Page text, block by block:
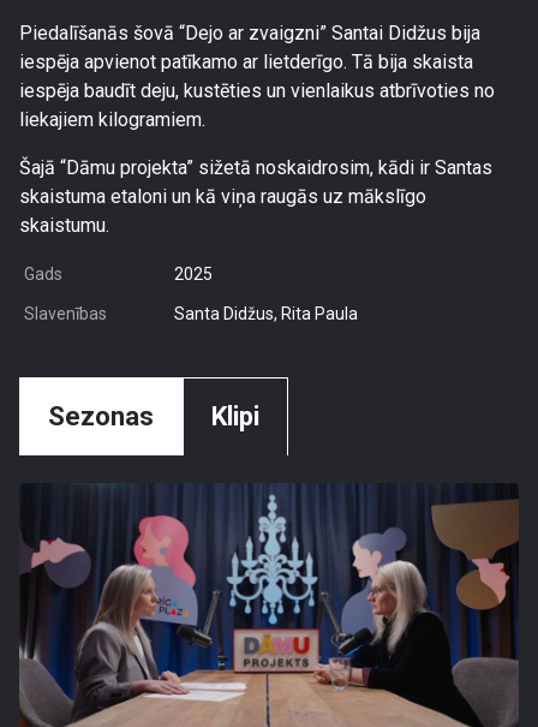
Piedalīšanās šovā “Dejo ar zvaigzni” Santai Didžus bija
iespēja apvienot patīkamo ar lietderīgo. Tā bija skaista
iespēja baudīt deju, kustēties un vienlaikus atbrīvoties no
liekajiem kilogramiem.
Šajā “Dāmu projekta” sižetā noskaidrosim, kādi ir Santas
skaistuma etaloni un kā viņa raugās uz mākslīgo
skaistumu.
Gads 2025
Slavenības Santa Didžus, Rita Paula
Sezonas Klipi